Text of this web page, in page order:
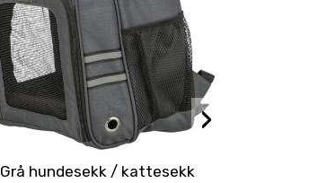
Grå hundesekk / kattesekk
›